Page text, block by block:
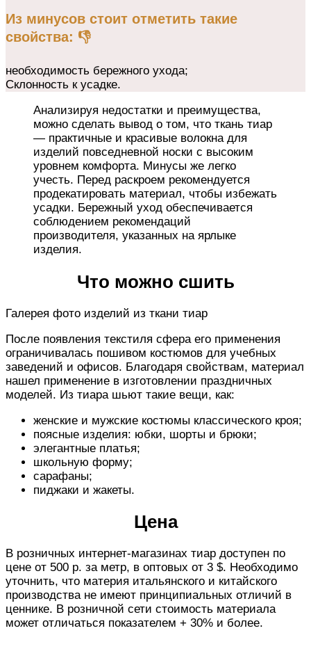
Из минусов стоит отметить такие
свойства: 👎
необходимость бережного ухода;
Склонность к усадке.
Анализируя недостатки и преимущества,
можно сделать вывод о том, что ткань тиар
— практичные и красивые волокна для
изделий повседневной носки с высоким
уровнем комфорта. Минусы же легко
учесть. Перед раскроем рекомендуется
продекатировать материал, чтобы избежать
усадки. Бережный уход обеспечивается
соблюдением рекомендаций
производителя, указанных на ярлыке
изделия.
Что можно сшить
Галерея фото изделий из ткани тиар
После появления текстиля сфера его применения
ограничивалась пошивом костюмов для учебных
заведений и офисов. Благодаря свойствам, материал
нашел применение в изготовлении праздничных
моделей. Из тиара шьют такие вещи, как:
женские и мужские костюмы классического кроя;
поясные изделия: юбки, шорты и брюки;
элегантные платья;
школьную форму;
сарафаны;
пиджаки и жакеты.
Цена
В розничных интернет-магазинах тиар доступен по
цене от 500 р. за метр, в оптовых от 3 $. Необходимо
уточнить, что материя итальянского и китайского
производства не имеют принципиальных отличий в
ценнике. В розничной сети стоимость материала
может отличаться показателем + 30% и более.